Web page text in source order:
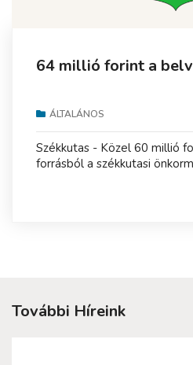
64 millió forint a
ÁLTALÁNOS
Székkutas - Közel 60 millió
forrásból a székkutasi
További Híreink